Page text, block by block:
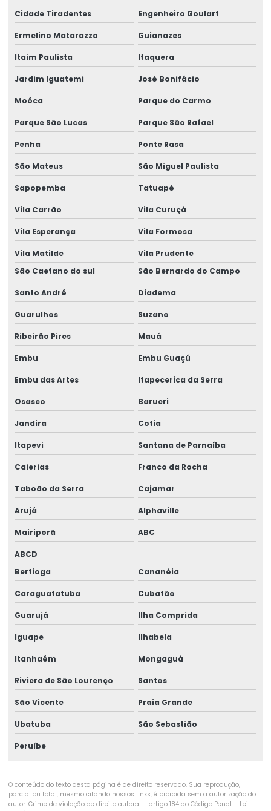
Empresa que faz piso polido
Empresa que faz polimento de piso
Empresa de recuperação de pavimentação em centro
comercial
Empresa de recuperação de pavimentação de concreto
Empresa de recuperação de piso de concreto
Empresa de recuperação de piso de concreto comercial
Empresa de reparo de piso industrial
Empresa de resina epóxi
Empresa de tratamento de junta em concreto
Empresa de tratamento de junta de concreto industrial
Endurecedor de superfície para piso de concreto
Eps para nivelamento de piso
Execução de concreto para piso de ponte
Execução de pavimentação de concreto
Execução de pavimentação de concreto em armazém
Execução de pavimentação de concreto em estrada
Fibra de aço para concreto preço
Fibra de aço no concreto
Fibra para concreto armado
Fibra para concreto preço
Fibra concreto usinado
Fibra estrutural para concreto
Fibra para firme de concreto
Fibra para piso de concreto
Fibra para reforço de concreto
Fibra sintética estrutural
Injeção calda de cimento
Injeção de calda de cimento preço
Injeção de cimento na coluna
Cidade Tiradentes Engenheiro Goulart
Ermelino Matarazzo Guianazes
Itaim Paulista Itaquera
Jardim Iguatemi José Bonifácio
Moóca Parque do Carmo
Parque São Lucas Parque São Rafael
Penha Ponte Rasa
São Mateus São Miguel Paulista
Sapopemba Tatuapé
Vila Carrão Vila Curuçá
Vila Esperança Vila Formosa
Vila Matilde
Vila Prudente
São Caetano do sul
São Bernardo do Campo
Santo André Diadema
Guarulhos Suzano
Ribeirão Pires Mauá
Embu Embu Guaçú
Embu das Artes Itapecerica da Serra
Osasco Barueri
Jandira Cotia
Itapevi Santana de Parnaíba
Caierias Franco da Rocha
Taboão da Serra Cajamar
Arujá Alphaville
Mairiporã ABC
ABCD
Bertioga
Cananéia
Caraguatatuba Cubatão
Guarujá Ilha Comprida
Iguape Ilhabela
Itanhaém Mongaguá
Riviera de São Lourenço Santos
São Vicente Praia Grande
Ubatuba São Sebastião
Peruíbe
O conteúdo do texto desta página é de direito reservado. Sua reprodução,
parcial ou total, mesmo citando nossos links, é proibida sem a autorização do
autor. Crime de violação de direito autoral – artigo 184 do Código Penal – Lei